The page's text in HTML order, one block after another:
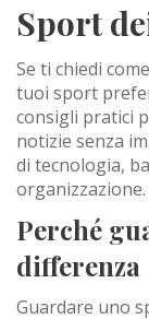
Sport
Se ti chiedi
tuoi sport
consigli pratici
notizie senza
di tecnologia,
organizzazione.
Perché
differenza
Guardare uno